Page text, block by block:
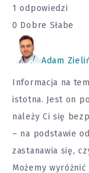
1 odpowiedzi
0 Dobre Słabe
Adam
Informacja na
istotna. Jest on
należy Ci się
– na podstawie
zastanawia się,
Możemy